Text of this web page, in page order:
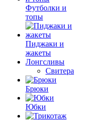
Футболки и
топы
Пиджаки и
жакеты
Лонгсливы
Свитера
Брюки
Юбки